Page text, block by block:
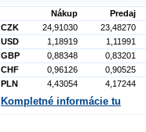
Nákup
Predaj
CZK
24,91030
23,48270
USD
1,18919
1,11991
GBP
0,88348
0,83201
CHF
0,96126
0,90525
PLN
4,43054 4,17244
Kompletné informácie tu